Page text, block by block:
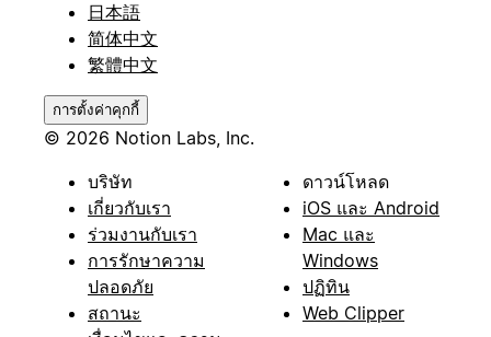
日本語
简体中文
繁體中文
การตั้งค่าคุกกี้
© 2026 Notion Labs, Inc.
บริษัท
เกี่ยวกับเรา
ร่วมงานกับเรา
การรักษาความ
ปลอดภัย
สถานะ
ดาวน์โหลด
iOS และ Android
Mac และ
Windows
ปฏิทิน
Web Clipper